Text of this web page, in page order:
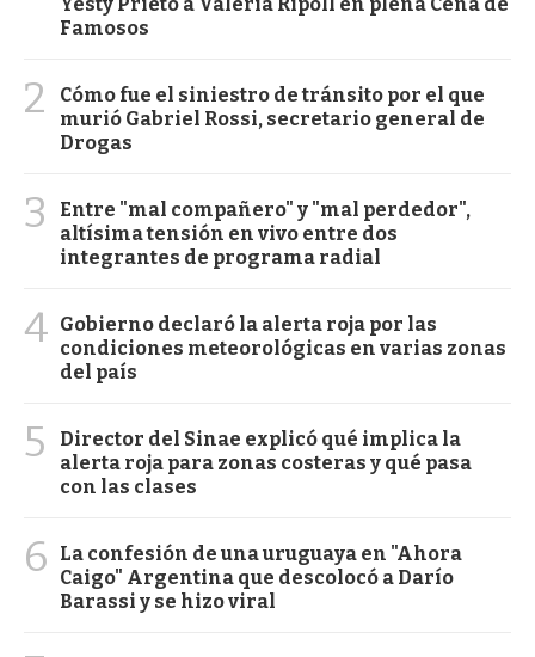
Yesty Prieto a Valeria Ripoll en plena Cena de
Famosos
2
Cómo fue el siniestro de tránsito por el que
murió Gabriel Rossi, secretario general de
Drogas
3
Entre "mal compañero" y "mal perdedor",
altísima tensión en vivo entre dos
integrantes de programa radial
4 Gobierno declaró la alerta roja por las
condiciones meteorológicas en varias zonas
del país
5
Director del Sinae explicó qué implica la
alerta roja para zonas costeras y qué pasa
con las clases
6
La confesión de una uruguaya en "Ahora
Caigo" Argentina que descolocó a Darío
Barassi y se hizo viral